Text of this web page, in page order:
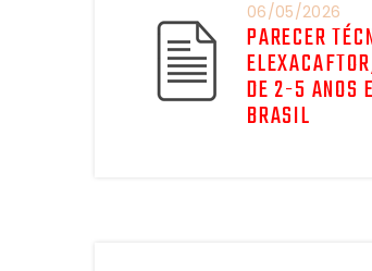
06/05/2026
PARECER
DE 2-5 ANOS
BRASIL